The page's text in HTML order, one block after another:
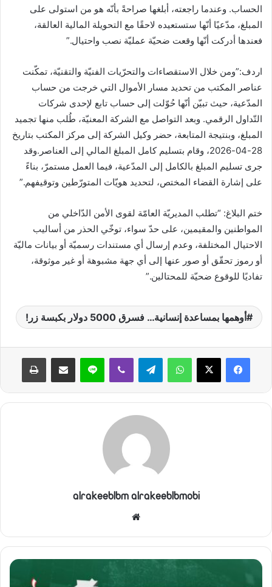
الحساب. وعندما راجعته، أبلغها صراحةً بأنّه هو من استولى على
المبلغ، مدّعيًا أنّها ستستعيده لاحقًا مع التحويلة المالية العالقة،
فعندها أدركت أنّها وقعت ضحيّة عمليّة نصب واحتيال.”
اردف:”ومن خلال الاستقصاءات والتحرّيات الفنيّة والتقنيّة، تمكّنت
عناصر المكتب من تحديد مسار الأموال التي خرجت من حساب
المدّعية، حيث تبيّن أنّها حُوّلت إلى حساب تابع لإحدى شركات
التّداول الرقمي. وبعد التواصل مع الشركة المعنيّة، طُلب منها تجميد
المبلغ، وبنتيجة المتابعة، حضر وكيل الشركة إلى مركز المكتب بتاريخ
28-04-2026، وقام بتسليم كامل المبلغ المالي إلى العناصر.وقد
جرى تسليم المبلغ بالكامل إلى المدّعية، فيما العمل مستمرّ، بناءً
على إشارة القضاء المختص، لتحديد هويّات المتورّطين وتوقيفهم.”
ختم البلاغ: “تطلب المديريّة العامّة لقوى الأمن الدّاخلي من
المواطنين والمقيمين، على حدّ سواء، توخّي الحذر من أساليب
الاحتيال المختلفة، وعدم إرسال أي مستندات رسميّة أو بيانات ماليّة
أو رموز تحقّق أو صور عنها إلى أي جهة مشبوهة أو غير موثوقة،
تفاديًا للوقوع ضحيّة للمحتالين.”
أوهمها بمساعدة إنسانية… فسرق 5000 دولار بكبسة زر!
واتساب تيلقرام ڤايبر لاين مشاركة عبر البريد طباعة
alrakeeblbm alrakeeblbmobi